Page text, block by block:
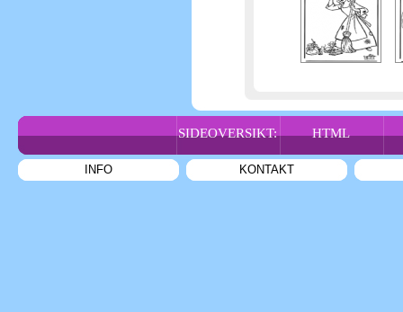
SIDEOVERSIKT: HTML
INFO KONTAKT